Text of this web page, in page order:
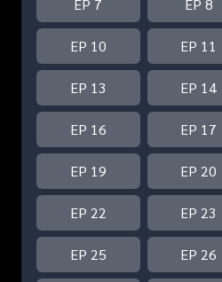
EP 10 EP 11
EP 13 EP 14
EP 16 EP 17
EP 19 EP 20
EP 22 EP 23
EP 25 EP 26